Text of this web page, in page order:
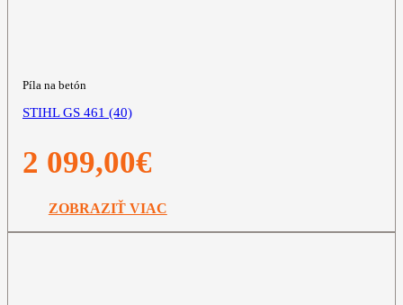
Píla na betón
STIHL GS 461 (40)
2 099,00€
ZOBRAZIŤ VIAC